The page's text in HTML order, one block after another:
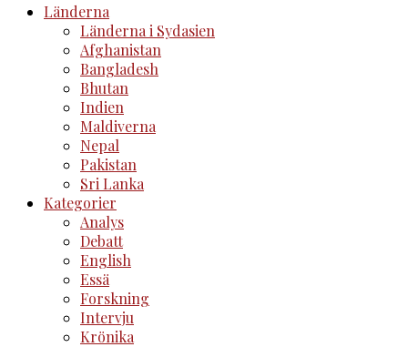
Länderna
Länderna i Sydasien
Afghanistan
Bangladesh
Bhutan
Indien
Maldiverna
Nepal
Pakistan
Sri Lanka
Kategorier
Analys
Debatt
English
Essä
Forskning
Intervju
Krönika